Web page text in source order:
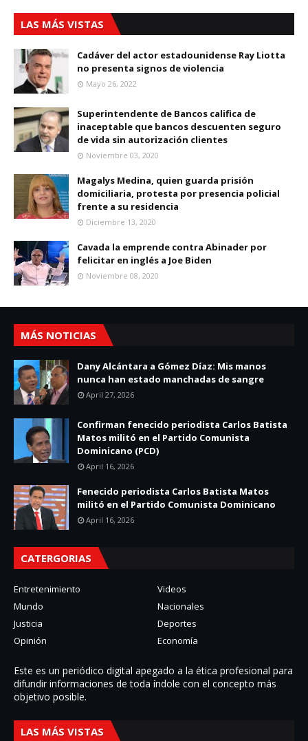
LAS MÁS VISTAS
Cadáver del actor estadounidense Ray Liotta
no presenta signos de violencia
Mayo 26, 2022
Superintendente de Bancos califica de
inaceptable que bancos descuenten seguro
de vida sin autorización clientes
Noviembre 03, 2020
Magalys Medina, quien guarda prisión
domiciliaria, protesta por presencia policial
frente a su residencia
Diciembre 13, 2020
Cavada la emprende contra Abinader por
felicitar en inglés a Joe Biden
Noviembre 08, 2020
MÁS NOTICIAS
Dany Alcántara a Gómez Díaz: Mis manos
nunca han estado manchadas de sangre
April 27, 2026
Confirman fenecido periodista Carlos Batista
Matos militó en el Partido Comunista
Dominicano (PCD)
April 16, 2026
Fenecido periodista Carlos Batista Matos
militó en el Partido Comunista Dominicano
April 16, 2026
CATERGORIAS
Entretenimiento
Videos
Mundo
Nacionales
Justicia
Deportes
Opinión
Economía
Este es un periódico digital apegado a la ética profesional para
difundir informaciones de toda í­ndole con el concepto más
objetivo posible.
LAS MÁS VISTAS